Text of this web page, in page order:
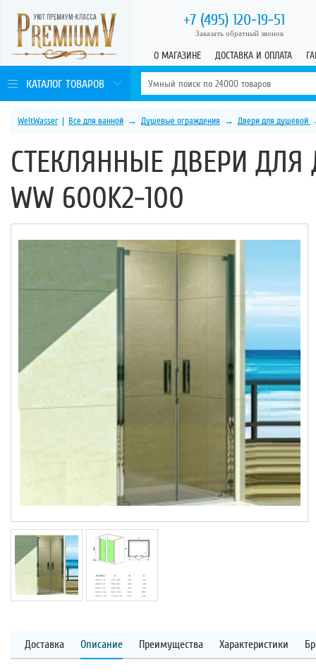
+7 (495) 120-19-51
Заказать обратный звонок
О МАГАЗИНЕ ДОСТАВКА И ОПЛАТА
КАТАЛОГ ТОВАРОВ
WeltWasser| Все для ванной → Душевые ограждения → Двери для душевой
СТЕКЛЯННЫЕ ДВЕРИ ДЛЯ
WW 600K2-100
Доставка Описание Преимущества Характеристики